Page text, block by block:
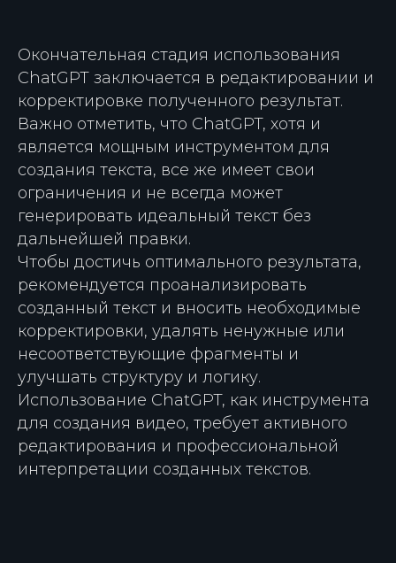
Окончательная стадия использования
ChatGPT заключается в редактировании и
корректировке полученного результат.
Важно отметить, что ChatGPT, хотя и
является мощным инструментом для
создания текста, все же имеет свои
ограничения и не всегда может
генерировать идеальный текст без
дальнейшей правки.
Чтобы достичь оптимального результата,
рекомендуется проанализировать
созданный текст и вносить необходимые
корректировки, удалять ненужные или
несоответствующие фрагменты и
улучшать структуру и логику.
Использование ChatGPT, как инструмента
для создания видео, требует активного
редактирования и профессиональной
интерпретации созданных текстов.